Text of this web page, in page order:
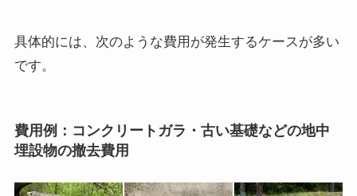
具体的には、次のような費用が発生するケースが多い
です。
費用例：コンクリートガラ・古い基礎などの地中
埋設物の撤去費用